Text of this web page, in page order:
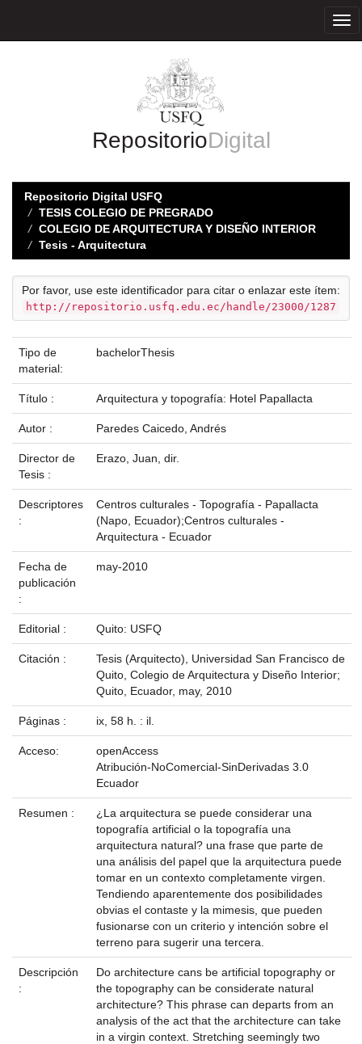
RepositorioDigital
Repositorio Digital USFQ
TESIS COLEGIO DE PREGRADO
COLEGIO DE ARQUITECTURA Y DISEÑO INTERIOR
Tesis - Arquitectura
Por favor, use este identificador para citar o enlazar este ítem:
http://repositorio.usfq.edu.ec/handle/23000/1287
Tipo de
material:
bachelorThesis
Título : Arquitectura y topografía: Hotel Papallacta
Autor : Paredes Caicedo, Andrés
Director de
Tesis :
Erazo, Juan, dir.
Descriptores
:
Centros culturales - Topografía - Papallacta
(Napo, Ecuador);Centros culturales -
Arquitectura - Ecuador
Fecha de
publicación
:
may-2010
Editorial : Quito: USFQ
Citación :
Tesis (Arquitecto), Universidad San Francisco de
Quito, Colegio de Arquitectura y Diseño Interior;
Quito, Ecuador, may, 2010
Páginas : ix, 58 h. : il.
Acceso:
openAccess
Atribución-NoComercial-SinDerivadas 3.0
Ecuador
Resumen :
¿La arquitectura se puede considerar una
topografía artificial o la topografía una
arquitectura natural? una frase que parte de
una análisis del papel que la arquitectura puede
tomar en un contexto completamente virgen.
Tendiendo aparentemente dos posibilidades
obvias el contaste y la mimesis, que pueden
fusionarse con un criterio y intención sobre el
terreno para sugerir una tercera.
Descripción
:
Do architecture cans be artificial topography or
the topography can be considerate natural
architecture? This phrase can departs from an
analysis of the act that the architecture can take
in a virgin context. Stretching seemingly two